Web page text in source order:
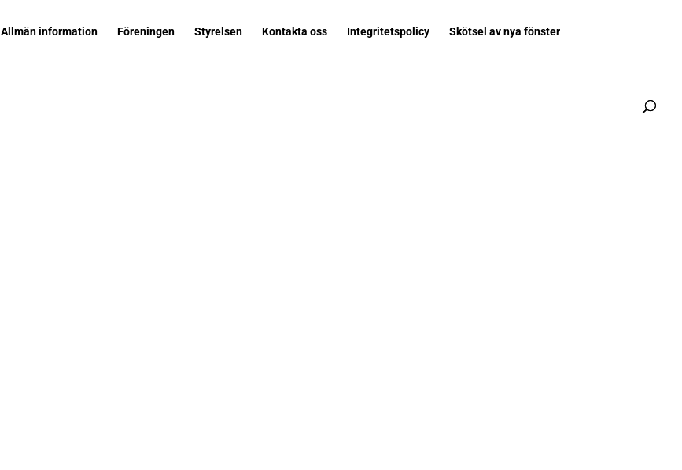
Allmän information Föreningen Styrelsen Kontakta oss Integritetspolicy Skötsel av nya fönster